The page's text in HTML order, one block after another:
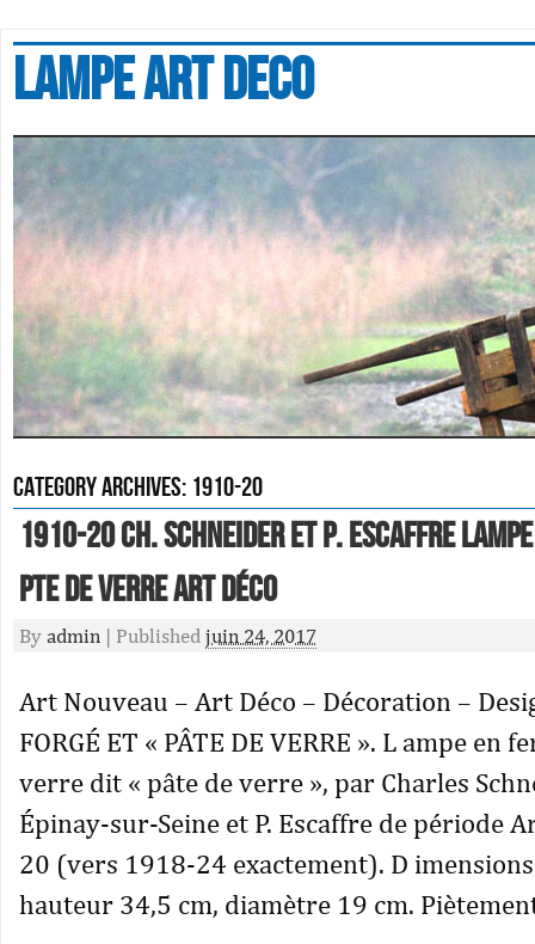
Lampe art deco
Category Archives: 1910-20
1910-20 Ch. Schneider Et P. Escaffre
Pte De Verre Art Déco
By admin | Published juin 24, 2017
Art Nouveau – Art Déco – Décoration –
FORGÉ ET « PÂTE DE VERRE ». L ampe en
verre dit « pâte de verre », par Charles
Épinay-sur-Seine et P. Escaffre de période
20 (vers 1918-24 exactement). D
hauteur 34,5 cm, diamètre 19 cm.